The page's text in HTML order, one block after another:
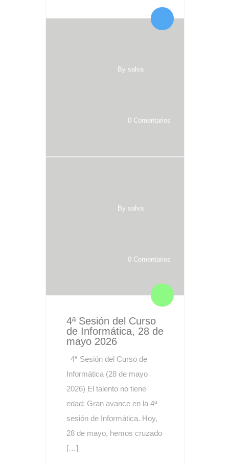
By salva
0 Comentarios
By salva
0 Comentarios
4ª Sesión del Curso
de Informática, 28 de
mayo 2026
4ª Sesión del Curso de
Informática (28 de mayo
2026) El talento no tiene
edad: Gran avance en la 4ª
sesión de Informática. Hoy,
28 de mayo, hemos cruzado
[…]